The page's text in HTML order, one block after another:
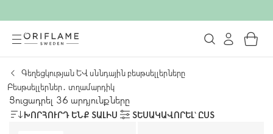
Գեղեցկության և սննդային բեսթսելլերները
Բեսթսելլերներ․ տղամարդիկ
Ցուցադրել 36 արդյունքները
ԽՈՐՀՈՒՐԴ ԵՆՔ ՏԱԼԻՍ ՏԵՍԱԿԱՎՈՐԵԼ՝ ԸՍՏ